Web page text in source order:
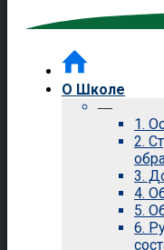
О Школе
—
1.
2.
3.
4.
5.
6.